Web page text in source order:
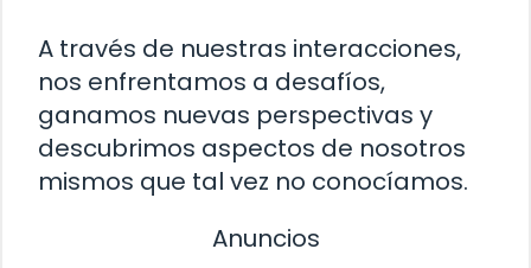
A través de nuestras interacciones,
nos enfrentamos a desafíos,
ganamos nuevas perspectivas y
descubrimos aspectos de nosotros
mismos que tal vez no conocíamos.
Anuncios